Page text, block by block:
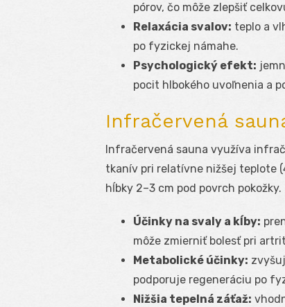
pórov, čo môže zlepšiť
Relaxácia svalov: teplo a
po fyzickej námahe.
Psychologický efekt:
pocit hlbokého uvoľnenia a
Infračervená
Infračervená sauna využíva
tkanív pri relatívne nižšej teplote
hĺbky 2–3 cm pod povrch pokožky.
Účinky na svaly a kĺby:
môže zmierniť bolesť pri
Metabolické účinky:
podporuje regeneráciu po
Nižšia tepelná záťaž: